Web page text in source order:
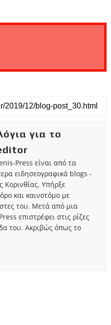
για το
Press είναι από τα
ειδησεογραφικά blogs -
Κορινθίας. Υπήρξε
και καινοτόμο με
του. Μετά από μια
επιστρέφει στις ρίζες
του. Ακριβώς όπως το